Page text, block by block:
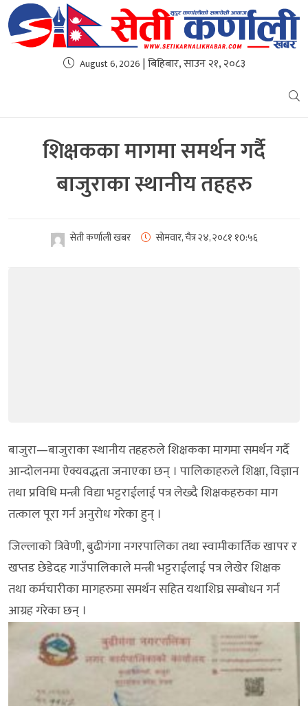
August 6, 2026 | बिहिबार, साउन २१, २०८३
शिक्षकका मागमा समर्थन गर्दै
बाजुराका स्थानीय तहहरु
सेती कर्णाली खबर सोमवार, चैत्र २४, २०८१ १0:५६
बाजुरा—बाजुराका स्थानीय तहहरुले शिक्षकका मागमा समर्थन गर्दै
आन्दोलनमा ऐक्यवद्धता जनाएका छन् । पालिकाहरुले शिक्षा, विज्ञान
तथा प्रविधि मन्त्री विद्या भट्टराईलाई पत्र लेख्दै शिक्षकहरुका माग
तत्काल पूरा गर्न अनुरोध गरेका हुन् ।
जिल्लाको त्रिवेणी, बुढीगंगा नगरपालिका तथा स्वामीकार्तिक खापर र
खप्तड छेडेदह गाउँपालिकाले मन्त्री भट्टराईलाई पत्र लेखेर शिक्षक
तथा कर्मचारीका मागहरुमा समर्थन सहित यथाशिघ्र सम्बोधन गर्न
आग्रह गरेका छन् ।